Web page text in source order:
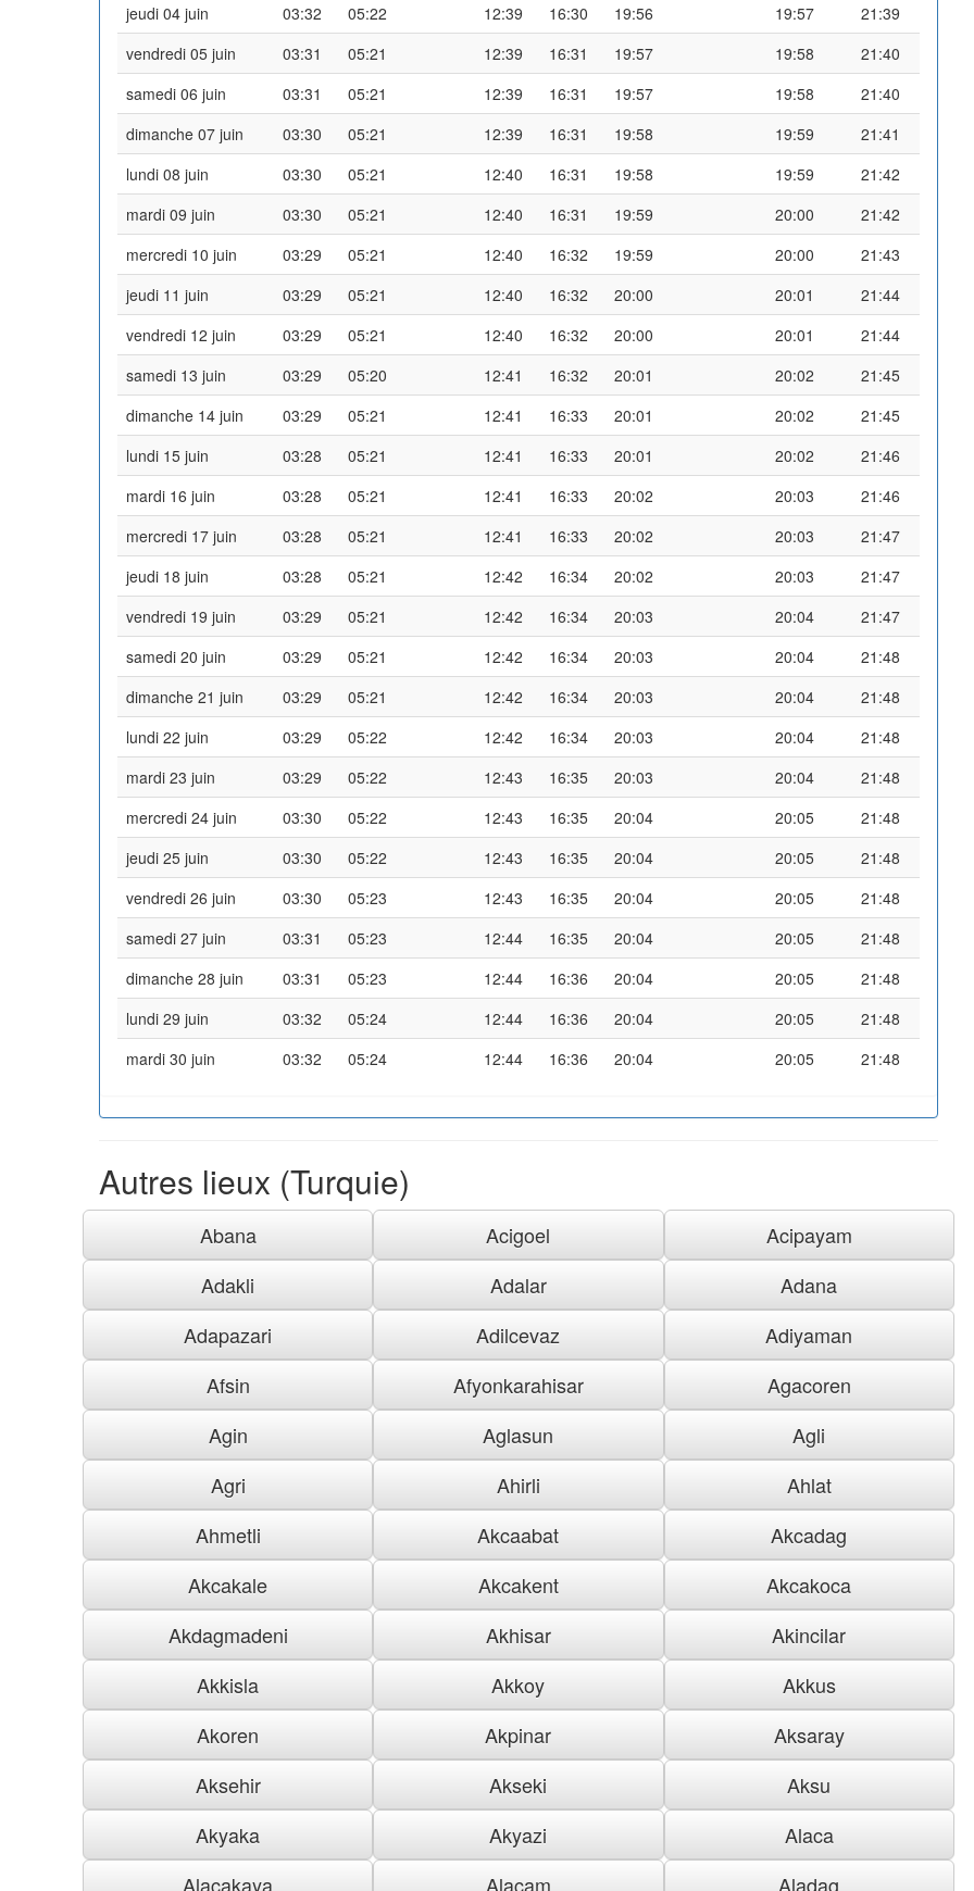
jeudi 04 juin
03:32 05:22 12:39 16:30 19:56 19:57
21:39
vendredi 05 juin
03:31 05:21 12:39 16:31 19:57 19:58
21:40
samedi 06 juin
03:31 05:21 12:39 16:31 19:57 19:58
21:40
dimanche 07 juin
03:30 05:21 12:39 16:31 19:58 19:59
21:41
lundi 08 juin
03:30 05:21 12:40 16:31 19:58 19:59
21:42
mardi 09 juin
03:30 05:21 12:40 16:31 19:59 20:00
21:42
mercredi 10 juin
03:29 05:21 12:40 16:32 19:59 20:00
21:43
jeudi 11 juin
03:29 05:21 12:40 16:32 20:00 20:01
21:44
vendredi 12 juin
03:29 05:21 12:40 16:32 20:00 20:01
21:44
samedi 13 juin
03:29 05:20 12:41 16:32 20:01 20:02
21:45
dimanche 14 juin
03:29 05:21 12:41 16:33 20:01 20:02
21:45
lundi 15 juin
03:28 05:21 12:41 16:33 20:01 20:02
21:46
mardi 16 juin
03:28 05:21 12:41 16:33 20:02 20:03
21:46
mercredi 17 juin
03:28 05:21 12:41 16:33 20:02 20:03
21:47
jeudi 18 juin
03:28 05:21 12:42 16:34 20:02 20:03
21:47
vendredi 19 juin
03:29 05:21 12:42 16:34 20:03 20:04
21:47
samedi 20 juin
03:29 05:21 12:42 16:34 20:03 20:04
21:48
dimanche 21 juin
03:29 05:21 12:42 16:34 20:03 20:04
21:48
lundi 22 juin
03:29 05:22 12:42 16:34 20:03 20:04
21:48
mardi 23 juin
03:29 05:22 12:43 16:35 20:03 20:04
21:48
mercredi 24 juin
03:30 05:22 12:43 16:35 20:04 20:05
21:48
jeudi 25 juin
03:30 05:22 12:43 16:35 20:04 20:05
21:48
vendredi 26 juin
03:30 05:23 12:43 16:35 20:04 20:05
21:48
samedi 27 juin
03:31 05:23 12:44 16:35 20:04 20:05
21:48
dimanche 28 juin
03:31 05:23 12:44 16:36 20:04 20:05
21:48
lundi 29 juin
03:32 05:24 12:44 16:36 20:04 20:05
21:48
mardi 30 juin
03:32 05:24 12:44 16:36 20:04 20:05 21:48
Autres lieux (Turquie)
Abana Acigoel
Acipayam
Adakli
Adalar
Adana
Adapazari
Adilcevaz
Adiyaman
Afsin
Afyonkarahisar
Agacoren
Agin
Aglasun
Agli
Agri
Ahirli
Ahlat
Ahmetli
Akcaabat
Akcadag
Akcakale
Akcakent
Akcakoca
Akdagmadeni
Akhisar
Akincilar
Akkisla
Akkoy
Akkus
Akoren
Akpinar
Aksaray
Aksehir
Akseki
Aksu
Akyaka
Akyazi
Alaca
Alacakaya
Alacam Aladag